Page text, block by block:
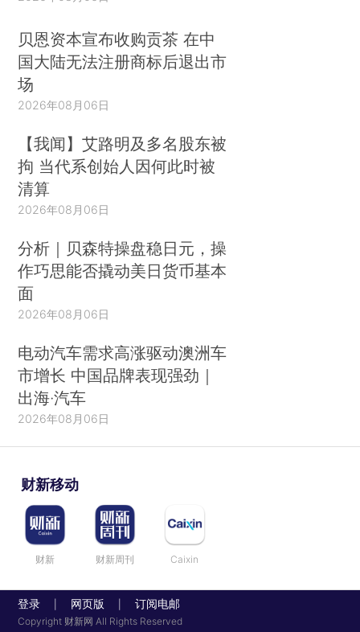
贝恩资本宣布收购贡茶 在中
国大陆无法注册商标后退出市
场
2026年08月06日
【我闻】艾路明及多名股东被
拘 当代系创始人因何此时被
清算
2026年08月06日
分析｜贝森特操盘稳日元，操
作巧思能否撬动美日货币基本
面
2026年08月06日
电动汽车需求高涨驱动澳洲车
市增长 中国品牌表现强劲｜
出海·汽车
2026年08月06日
财新移动
财新 财新周刊 Caixin
登录 网页版 订阅电邮
Copyright 财新网 All Rights Reserved